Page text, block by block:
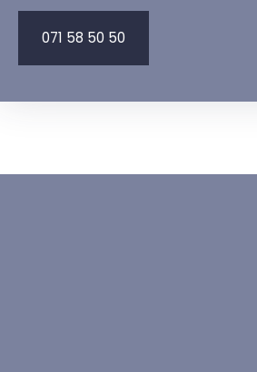
071 58 50 50